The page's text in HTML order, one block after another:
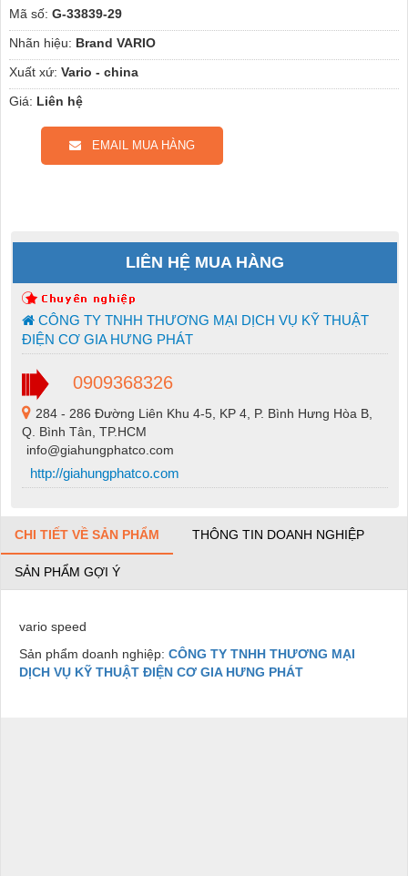
Mã số: G-33839-29
Nhãn hiệu: Brand VARIO
Xuất xứ: Vario - china
Giá: Liên hệ
EMAIL MUA HÀNG
LIÊN HỆ MUA HÀNG
CÔNG TY TNHH THƯƠNG MẠI DỊCH VỤ KỸ THUẬT
ĐIỆN CƠ GIA HƯNG PHÁT
0909368326
284 - 286 Đường Liên Khu 4-5, KP 4, P. Bình Hưng Hòa B,
Q. Bình Tân, TP.HCM
info@giahungphatco.com
http://giahungphatco.com
CHI TIẾT VỀ SẢN PHẨM THÔNG TIN DOANH NGHIỆP
SẢN PHẨM GỢI Ý
vario speed
Sản phẩm doanh nghiệp: CÔNG TY TNHH THƯƠNG MẠI
DỊCH VỤ KỸ THUẬT ĐIỆN CƠ GIA HƯNG PHÁT